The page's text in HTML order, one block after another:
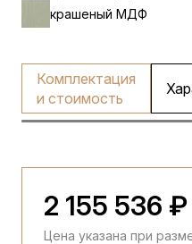
крашеный МДФ
Комплектация
и стоимость
2 155 536 ₽
Цена указана при